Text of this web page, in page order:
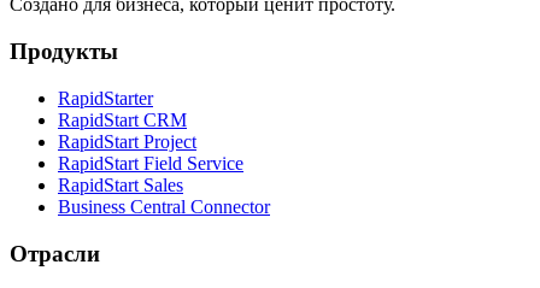
Создано для бизнеса, который ценит простоту.
Продукты
RapidStarter
RapidStart CRM
RapidStart Project
RapidStart Field Service
RapidStart Sales
Business Central Connector
Отрасли